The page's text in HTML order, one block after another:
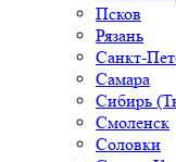
Псков
Рязань
Санкт-
Самара
Сибирь
Смоленск
Соловки